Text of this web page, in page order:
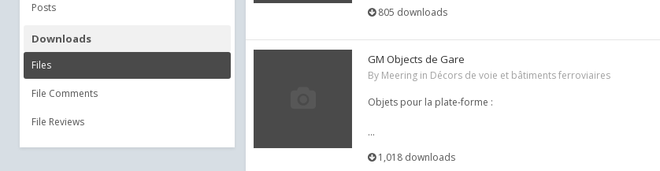
Posts
Downloads
Files
File Comments
File Reviews
805 downloads
GM Objects de Gare
By Meering in Décors de voie et bâtiments ferroviaires
Objets pour la plate-forme :
...
1,018 downloads